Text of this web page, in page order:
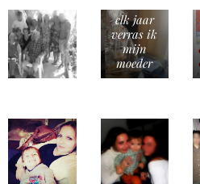
elk jaar
verras ik
mijn
moeder